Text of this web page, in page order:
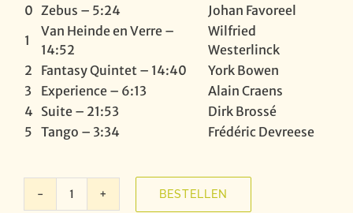
0 Zebus – 5:24
Johan Favoreel
1
Van Heinde en Verre –
14:52
Wilfried
Westerlinck
2
Fantasy Quintet – 14:40
York Bowen
3
Experience – 6:13
Alain Craens
4 Suite – 21:53
Dirk Brossé
5 Tango – 3:34 Frédéric Devreese
In
BESTELLEN